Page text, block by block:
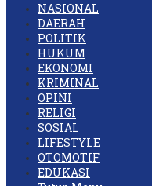
NASIONAL
DAERAH
POLITIK
HUKUM
EKONOMI
KRIMINAL
OPINI
RELIGI
SOSIAL
LIFESTYLE
OTOMOTIF
EDUKASI